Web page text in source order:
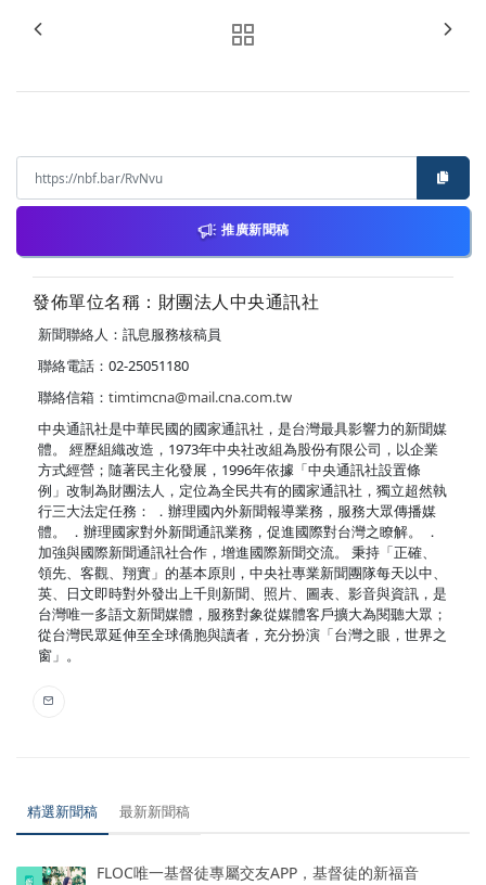
推廣新聞稿
發佈單位名稱：財團法人中央通訊社
新聞聯絡人：訊息服務核稿員
聯絡電話：02-25051180
聯絡信箱： timtimcna@mail.cna.com.tw
中央通訊社是中華民國的國家通訊社，是台灣最具影響力的新聞媒
體。 經歷組織改造，1973年中央社改組為股份有限公司，以企業
方式經營；隨著民主化發展，1996年依據「中央通訊社設置條
例」改制為財團法人，定位為全民共有的國家通訊社，獨立超然執
行三大法定任務： ．辦理國內外新聞報導業務，服務大眾傳播媒
體。 ．辦理國家對外新聞通訊業務，促進國際對台灣之瞭解。 ．
加強與國際新聞通訊社合作，增進國際新聞交流。 秉持「正確、
領先、客觀、翔實」的基本原則，中央社專業新聞團隊每天以中、
英、日文即時對外發出上千則新聞、照片、圖表、影音與資訊，是
台灣唯一多語文新聞媒體，服務對象從媒體客戶擴大為閱聽大眾；
從台灣民眾延伸至全球僑胞與讀者，充分扮演「台灣之眼，世界之
窗」。
精選新聞稿 最新新聞稿
FLOC唯一基督徒專屬交友APP，基督徒的新福音